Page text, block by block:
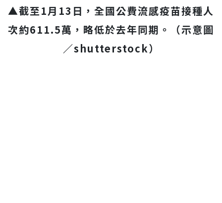
▲截至1月13日，全國公費流感疫苗接種人
次約611.5萬，略低於去年同期。
（示意圖
／shutterstock）